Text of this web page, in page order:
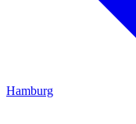
Hamburg